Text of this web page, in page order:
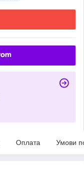
Оплата Умови